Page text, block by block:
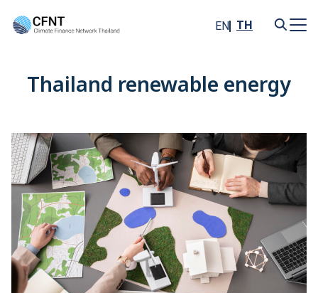
EN TH
Thailand renewable energy